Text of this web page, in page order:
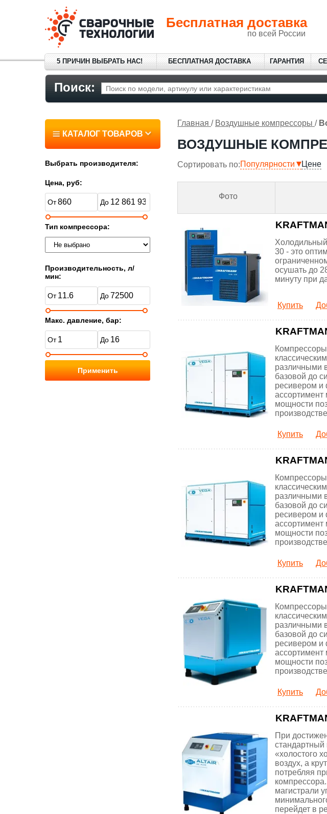
Бесплатная доставка
по всей России
5 ПРИЧИН ВЫБРАТЬ НАС! БЕСПЛАТНАЯ ДОСТАВКА ГАРАНТИЯ
Поиск:
Главная / Воздушные компрессоры /
ВОЗДУШНЫЕ
Сортировать по:Популярности Цене
Фото
30 - это
осушать до
минуту при
Купить
различными
базовой до
ресивером и
ассортимент
мощности
Купить
различными
базовой до
ресивером и
ассортимент
мощности
Купить
различными
базовой до
ресивером и
ассортимент
мощности
Купить
При
«холостого
воздух, а
потребляя
магистрали
перейдет в
КАТАЛОГ ТОВАРОВ
Выбрать производителя:
Цена, руб:
Тип компрессора:
Производительность, л/
мин:
Макс. давление, бар:
Применить